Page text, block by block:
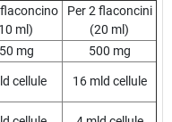
ml)
Per 2 flaconcini
(20 ml)
mg
500 mg
cellule 16 mld cellule